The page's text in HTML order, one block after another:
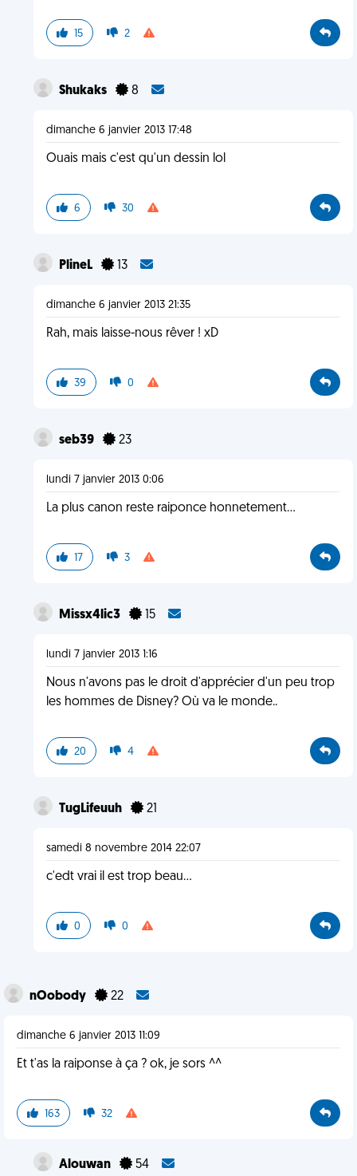
15 2
Shukaks 8
dimanche 6 janvier 2013 17:48
Ouais mais c'est qu'un dessin lol
6 30
PlineL 13
dimanche 6 janvier 2013 21:35
Rah, mais laisse-nous rêver ! xD
39 0
seb39 23
lundi 7 janvier 2013 0:06
La plus canon reste raiponce honnetement...
17 3
Missx4lic3 15
lundi 7 janvier 2013 1:16
Nous n'avons pas le droit d'apprécier d'un peu trop
les hommes de Disney? Où va le monde..
20 4
TugLifeuuh 21
samedi 8 novembre 2014 22:07
c'edt vrai il est trop beau...
0 0
nOobody 22
dimanche 6 janvier 2013 11:09
Et t'as la raiponse à ça ? ok, je sors ^^
163 32
Alouwan 54